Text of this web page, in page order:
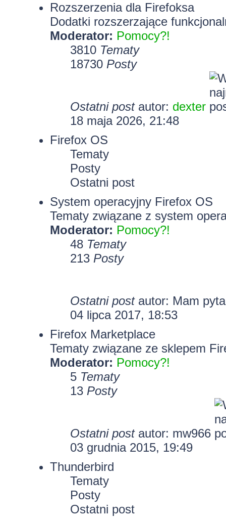
Rozszerzenia dla Firefoksa
Dodatki rozszerzające
Moderator: Pomocy?!
3810 Tematy
18730 Posty
Ostatni postautor: dexter
18 maja 2026, 21:48
Firefox OS
Tematy
Posty
Ostatni post
System operacyjny Firefox OS
Tematy związane z system
Moderator: Pomocy?!
48 Tematy
213 Posty
Ostatni postautor: Mam
04 lipca 2017, 18:53
Firefox Marketplace
Tematy związane ze sklepem
Moderator: Pomocy?!
5 Tematy
13 Posty
Ostatni postautor: mw966
03 grudnia 2015, 19:49
Thunderbird
Tematy
Posty
Ostatni post